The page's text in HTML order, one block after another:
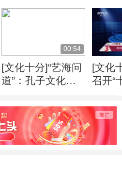
00:54
[文化十分]“艺海问
道”：孔子文化形
[文化
召开“